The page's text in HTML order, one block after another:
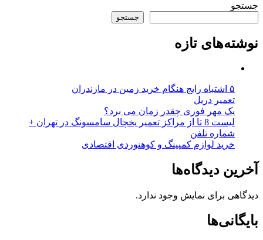
جستجو
جستجو
نوشته‌های تازه
۵ اشتباه رایج هنگام خرید زمین در مازندران
تعمیر دریل
یک مهر فوری چقدر زمان می برد؟
لیست 8 تا از مراکز تعمیر یخچال سامسونگ در تهران +
شماره تلفن
خرید لوازم کمپینگ و کوهنوردی اقتصادی
آخرین دیدگاه‌ها
دیدگاهی برای نمایش وجود ندارد.
بایگانی‌ها